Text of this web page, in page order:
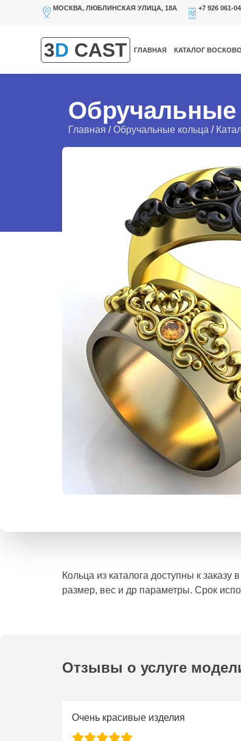
МОСКВА, ЛЮБЛИНСКАЯ УЛИЦА, 18А +7 926 061-
3D CAST ГЛАВНАЯ КАТАЛОГ
Обручальные
Главная /Обручальные кольца /
Кольца из каталога доступны к
размер, вес и др параметры. Срок
Отзывы о услуге
Очень красивые изделия